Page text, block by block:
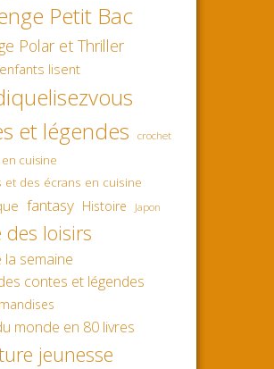
Petit Bac
Polar et Thriller
lisent
et légendes
crochet
cuisine
et des écrans en cuisine
fantasy Histoire Japon
des loisirs
la semaine
contes et légendes
monde en 80 livres
jeunesse